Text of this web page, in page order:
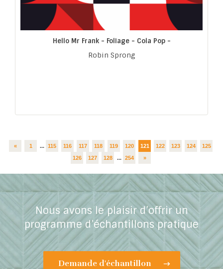
Hello Mr Frank - Foliage - Cola Pop -
Robin Sprong
« 1 ... 115 116 117 118 119 120 121 122 123 124
125
126
127 128 ... 254 »
Nous avons le plaisir d’offrir un
programme d’échantillons pratique
Demande d'échantillon